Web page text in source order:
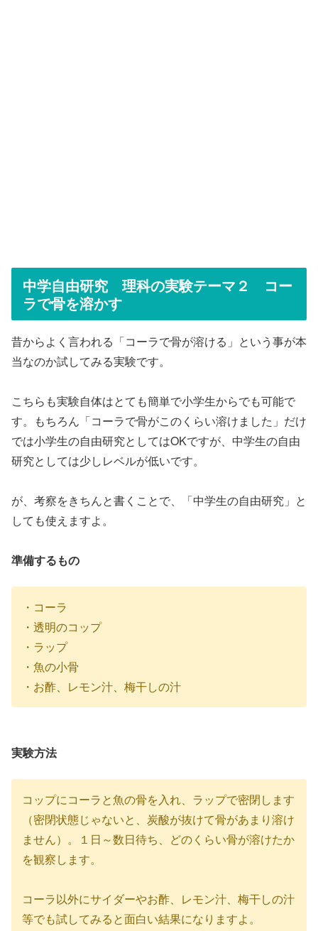
中学自由研究 理科の実験テーマ２ コー
ラで骨を溶かす
昔からよく言われる「コーラで骨が溶ける」という事が本
当なのか試してみる実験です。
こちらも実験自体はとても簡単で小学生からでも可能で
す。もちろん「コーラで骨がこのくらい溶けました」だけ
では小学生の自由研究としてはOKですが、中学生の自由
研究としては少しレベルが低いです。
が、考察をきちんと書くことで、「中学生の自由研究」と
しても使えますよ。
準備するもの
・コーラ
・透明のコップ
・ラップ
・魚の小骨
・お酢、レモン汁、梅干しの汁
実験方法
コップにコーラと魚の骨を入れ、ラップで密閉します
（密閉状態じゃないと、炭酸が抜けて骨があまり溶け
ません）。１日～数日待ち、どのくらい骨が溶けたか
を観察します。
コーラ以外にサイダーやお酢、レモン汁、梅干しの汁
等でも試してみると面白い結果になりますよ。